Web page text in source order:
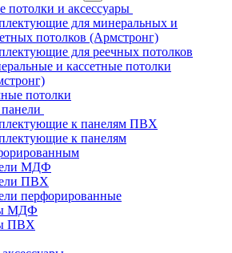
потолки и аксессуары
для минеральных и
потолков (Армстронг)
для реечных потолков
и кассетные потолки
потолки
к панелям ПВХ
к панелям
МДФ
ПВХ
перфорированные
МДФ
ПВХ